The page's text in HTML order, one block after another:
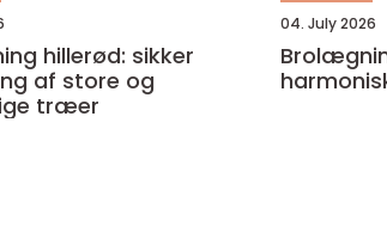
hillerød: sikker
af store og
træer
04. July 2026
Brolægning